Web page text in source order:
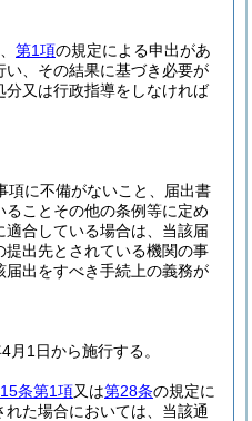
第1項の規定による申出があ
い、その結果に基づき必要が
又は行政指導をしなければ
項に不備がないこと、届出書
ことその他の条例等に定め
合している場合は、当該届
出先とされている機関の事
出をすべき手続上の義務が
月1日から施行する。
条第1項又は第28条の規定に
た場合においては、当該通